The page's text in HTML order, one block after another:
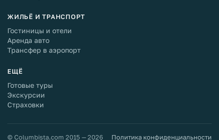
ЖИЛЬЁ И ТРАНСПОРТ
Гостиницы и отели
Аренда авто
Трансфер в аэропорт
ЕЩЁ
Готовые туры
Экскурсии
Страховки
© Columbista.com 2015 — 2026 Политика конфиденциальности